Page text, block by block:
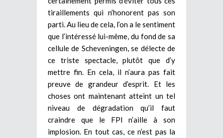
tiraillements qui n’honorent pas son
parti. Au lieu de cela, l’on a le sentiment
que l’intéressé lui-même, du fond de sa
cellule de Scheveningen, se délecte de
ce triste spectacle, plutôt que d’y
mettre fin. En cela, il n’aura pas fait
preuve de grandeur d’esprit. Et les
choses ont maintenant atteint un tel
niveau de dégradation qu’il faut
craindre que le FPI n’aille à son
implosion. En tout cas, ce n’est pas la